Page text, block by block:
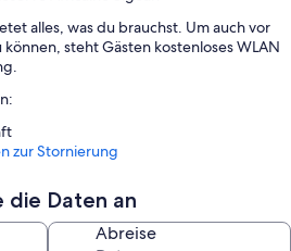
alles, was du brauchst. Um auch vor
steht Gästen kostenloses WLAN
- Peyriac de Mer überzeugen durch
WLAN.
zur Stornierung
die Daten an
Abreise